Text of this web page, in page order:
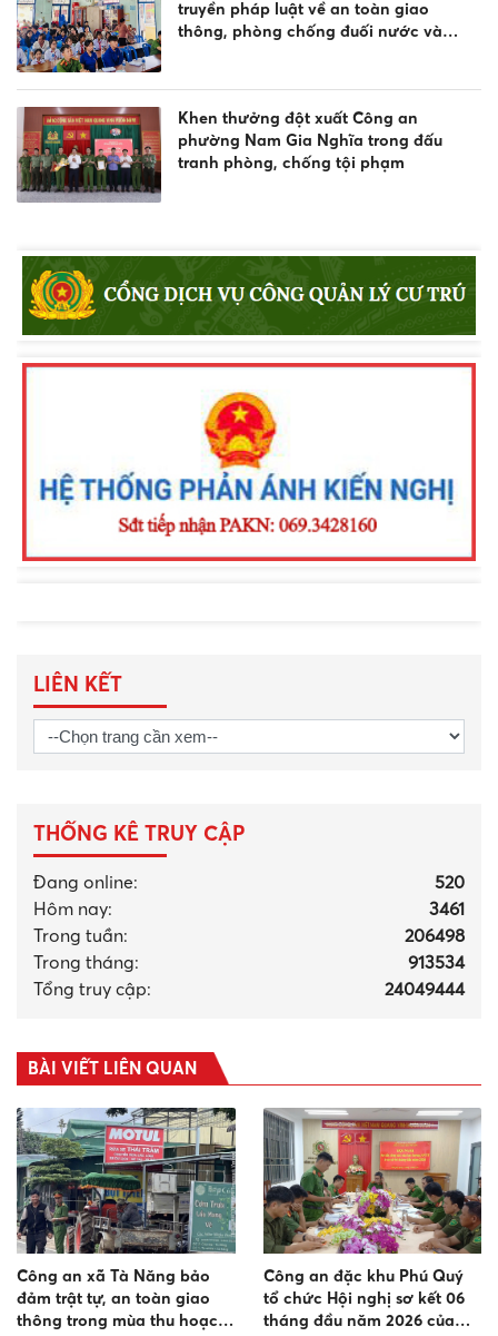
truyền pháp luật về an toàn giao
thông, phòng chống đuối nước và
Khen thưởng đột xuất Công an
phường Nam Gia Nghĩa trong đấu
tranh phòng, chống tội phạm
nước
tỉnh Lâm Đồng thi đua thực hiện “Kỷ
luật nhất - Trung thành nhất - Gần dân
nhất”
LIÊN KẾT
THỐNG KÊ TRUY CẬP
Đang online:
520
Hôm nay:
3461
Trong tuần:
206498
Trong tháng:
913534
Tổng truy cập:
24049444
BÀI VIẾT LIÊN QUAN
Công an xã Tà Năng bảo
đảm trật tự, an toàn giao
thông trong mùa thu hoạch
Công an đặc khu Phú Quý
tổ chức Hội nghị sơ kết 06
tháng đầu năm 2026 của